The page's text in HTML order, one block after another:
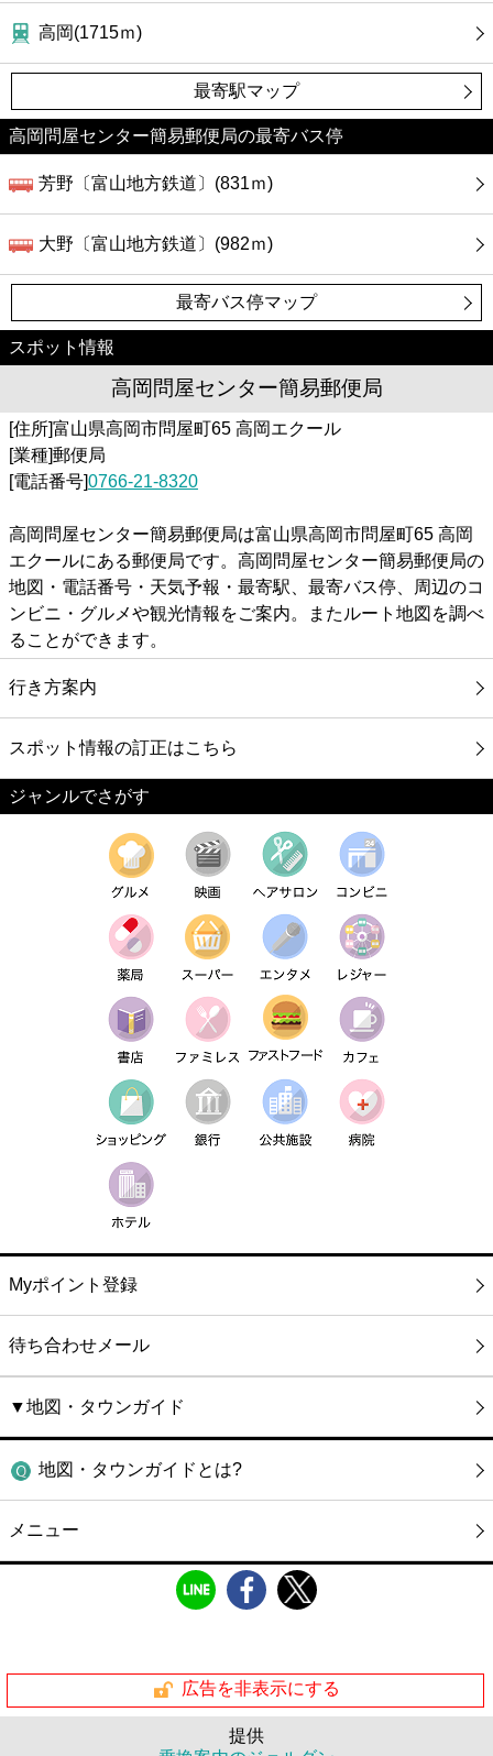
高岡(1715ｍ)
最寄駅マップ
高岡問屋センター簡易郵便局の最寄バス停
芳野〔富山地方鉄道〕(831ｍ)
大野〔富山地方鉄道〕(982ｍ)
最寄バス停マップ
スポット情報
高岡問屋センター簡易郵便局
[住所]富山県高岡市問屋町65 高岡エクール
[業種]郵便局
[電話番号]0766-21-8320
高岡問屋センター簡易郵便局は富山県高岡市問屋町65 高岡
エクールにある郵便局です。高岡問屋センター簡易郵便局の
地図・電話番号・天気予報・最寄駅、最寄バス停、周辺のコ
ンビニ・グルメや観光情報をご案内。またルート地図を調べ
ることができます。
行き方案内
スポット情報の訂正はこちら
ジャンルでさがす
Myポイント登録
待ち合わせメール
▼地図・タウンガイド
地図・タウンガイドとは?
メニュー
広告を非表示にする
提供